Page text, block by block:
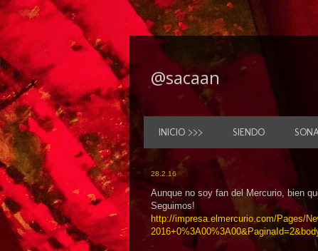
@sacaan
INICIO >>> SIENDO
28.2.16
Aunque no soy fan del Mercurio, bien
Seguimos!
http://impresa.elmercurio.com/Pages/